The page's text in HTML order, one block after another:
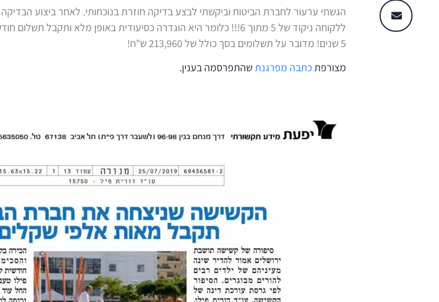
הגשתי ערעור לחברת הביטוח וביקשתי לבצע בדיקה חוזרת בנוכחותי. לאחר ביצוע
5 שנים! מדובר על תשלומים בסך כולל של 213,960 ש"ח!
מצורפתכתבה מפרגנתשהתפרסמה בענין.